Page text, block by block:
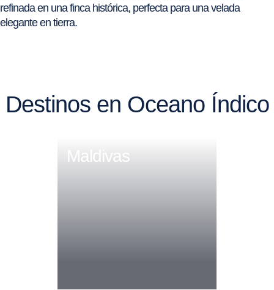
refinada en una finca histórica, perfecta para una velada
elegante en tierra.
Destinos en Oceano Índico
Maldivas